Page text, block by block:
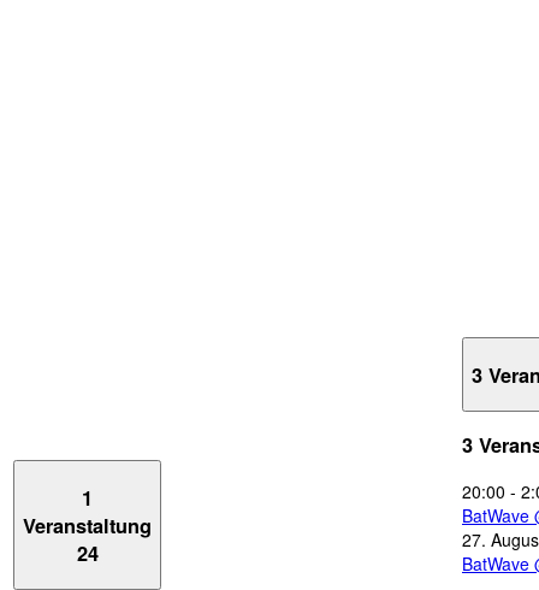
1
Veranstaltung
24
3
3
20:00 -
BatWave
27.
BatWave